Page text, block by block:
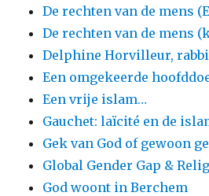
De rechten van de mens
De rechten van de mens
Delphine Horvilleur,
Een omgekeerde
Een vrije islam…
Gauchet: laïcité en de
Gek van God of gewoon
Global Gender Gap &
God woont in Berchem